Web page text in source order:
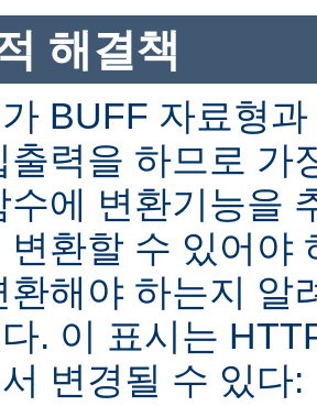
해결책
BUFF 자료형
출력을 하므로 가
수에 변환기능을
변환할 수 있어야
환해야 하는지 알
. 이 표시는
변경될 수 있다: